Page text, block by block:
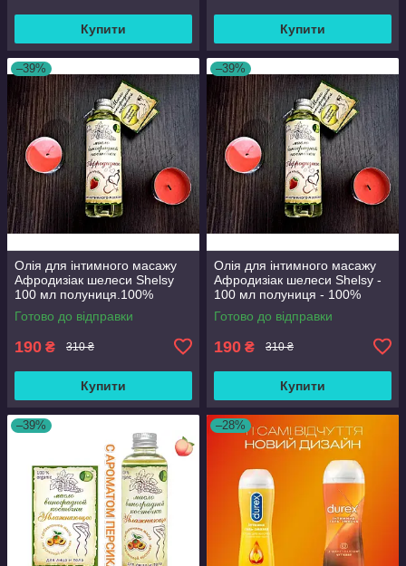
Купити Купити
–39%
Олія для інтимного масажу
Афродизіак шелеси Shelsy
100 мл полуниця.100%
organic
Готово до відправки
190 ₴ 310 ₴
Купити
–39%
Олія для інтимного масажу
Афродизіак шелеси Shelsy -
100 мл полуниця - 100%
organic
Готово до відправки
190 ₴ 310 ₴
Купити
–39% –28%